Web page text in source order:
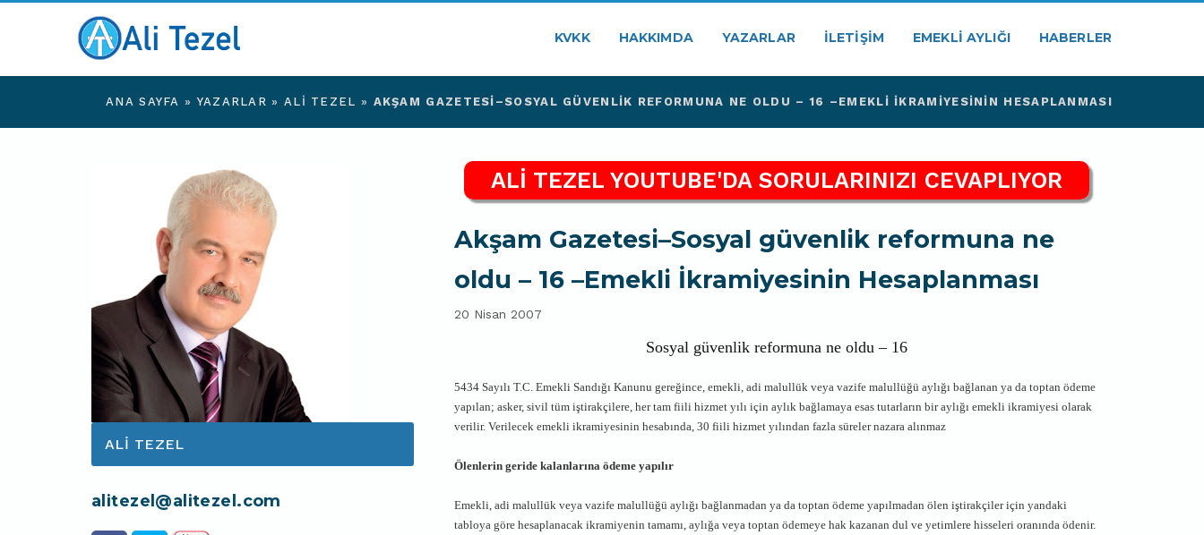
KVKK HAKKIMDA YAZARLAR İLETIŞIM EMEKLI AYLIĞI HABERLER
ANA SAYFA »YAZARLAR » ALI TEZEL » AKŞAM GAZETESI–SOSYAL GÜVENLIK REFORMUNA NE OLDU – 16 –EMEKLI İKRAMIYESININ HESAPLANMASI
ALI TEZEL
alitezel@alitezel.com
ALİ TEZEL YOUTUBE'DA SORULARINIZI CEVAPLIYOR
Akşam Gazetesi–Sosyal güvenlik reformuna ne
oldu – 16 –Emekli İkramiyesinin Hesaplanması
20 Nisan 2007
Sosyal güvenlik reformuna ne oldu – 16
5434 Sayılı T.C. Emekli Sandığı Kanunu gereğince, emekli, adi malullük veya vazife malullüğü aylığı bağlanan ya da toptan ödeme
yapılan; asker, sivil tüm iştirakçilere, her tam fiili hizmet yılı için aylık bağlamaya esas tutarların bir aylığı emekli ikramiyesi olarak
verilir. Verilecek emekli ikramiyesinin hesabında, 30 fiili hizmet yılından fazla süreler nazara alınmaz
Ölenlerin geride kalanlarına ödeme yapılır
Emekli, adi malullük veya vazife malullüğü aylığı bağlanmadan ya da toptan ödeme yapılmadan ölen iştirakçiler için yandaki
tabloya göre hesaplanacak ikramiyenin tamamı, aylığa veya toptan ödemeye hak kazanan dul ve yetimlere hisseleri oranında ödenir.